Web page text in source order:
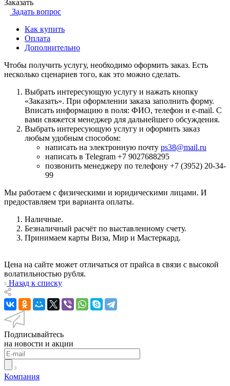
Заказать
Задать вопрос
Как купить
Оплата
Дополнительно
Чтобы получить услугу, необходимо оформить заказ. Есть
несколько сценариев того, как это можно сделать.
Выбрать интересующую услугу и нажать кнопку
«Заказать». При оформлении заказа заполнить форму.
Вписать информацию в поля: ФИО, телефон и e-mail. С
вами свяжется менеджер для дальнейшего обсуждения.
Выбрать интересующую услугу и оформить заказ
любым удобным способом:
написать на электронную почту ps38@mail.ru
написать в Telegram +7 9027688295
позвонить менеджеру по телефону +7 (3952) 20-34-
99
Мы работаем с физическими и юридическими лицами. И
предоставляем три варианта оплаты.
Наличные.
Безналичный расчёт по выставленному счету.
Принимаем карты Виза, Мир и Мастеркард.
Цена на сайте может отличаться от прайса в связи с высокой
волатильностью рубля.
Назад к списку
Подписывайтесь
на новости и акции
Компания